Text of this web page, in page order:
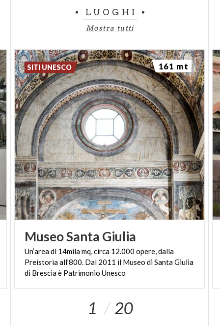
LUOGHI
Mostra tutti
MuseoSanta Giulia
Un’area di 14mila mq, circa 12.000 opere, dalla
Preistoria all’800. Dal 2011 il Museo di Santa Giulia
di Brescia è Patrimonio Unesco
SITI UNESCO 161 mt
1 20